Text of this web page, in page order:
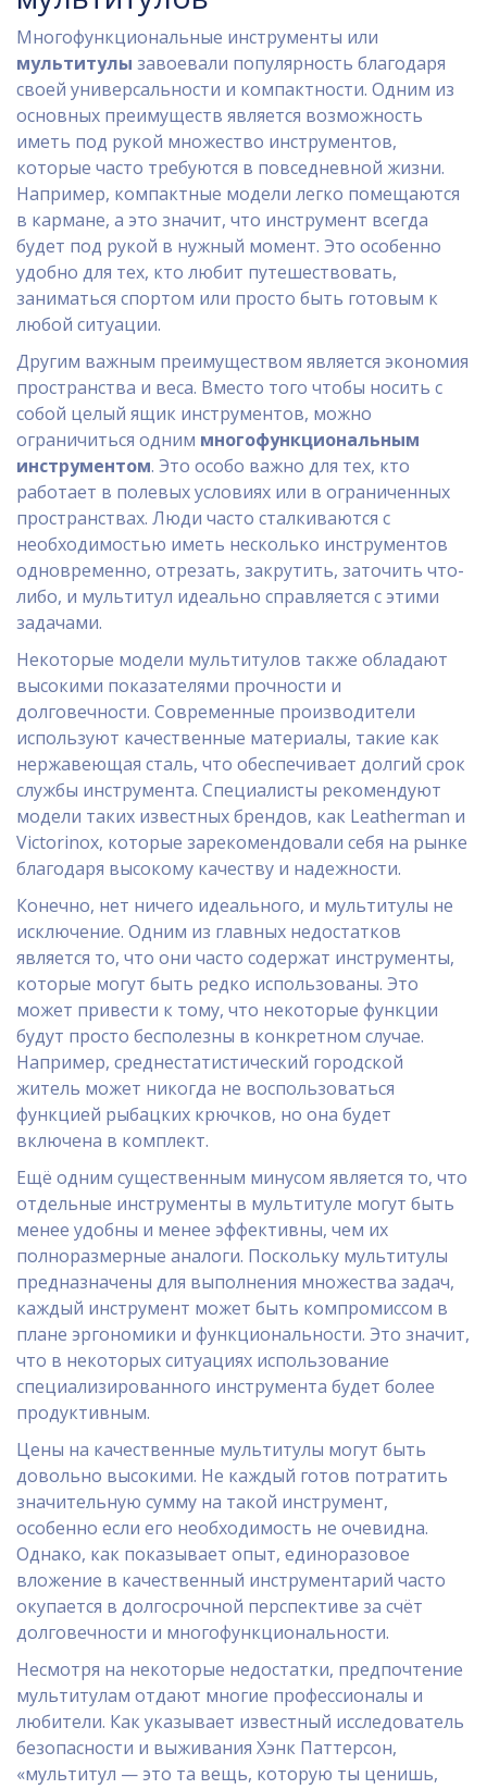
Многофункциональные инструменты или
мультитулы завоевали популярность благодаря
своей универсальности и компактности. Одним из
основных преимуществ является возможность
иметь под рукой множество инструментов,
которые часто требуются в повседневной жизни.
Например, компактные модели легко помещаются
в кармане, а это значит, что инструмент всегда
будет под рукой в нужный момент. Это особенно
удобно для тех, кто любит путешествовать,
заниматься спортом или просто быть готовым к
любой ситуации.
Другим важным преимуществом является экономия
пространства и веса. Вместо того чтобы носить с
собой целый ящик инструментов, можно
ограничиться одним многофункциональным
инструментом. Это особо важно для тех, кто
работает в полевых условиях или в ограниченных
пространствах. Люди часто сталкиваются с
необходимостью иметь несколько инструментов
одновременно, отрезать, закрутить, заточить что-
либо, и мультитул идеально справляется с этими
задачами.
Некоторые модели мультитулов также обладают
высокими показателями прочности и
долговечности. Современные производители
используют качественные материалы, такие как
нержавеющая сталь, что обеспечивает долгий срок
службы инструмента. Специалисты рекомендуют
модели таких известных брендов, как Leatherman и
Victorinox, которые зарекомендовали себя на рынке
благодаря высокому качеству и надежности.
Конечно, нет ничего идеального, и мультитулы не
исключение. Одним из главных недостатков
является то, что они часто содержат инструменты,
которые могут быть редко использованы. Это
может привести к тому, что некоторые функции
будут просто бесполезны в конкретном случае.
Например, среднестатистический городской
житель может никогда не воспользоваться
функцией рыбацких крючков, но она будет
включена в комплект.
Ещё одним существенным минусом является то, что
отдельные инструменты в мультитуле могут быть
менее удобны и менее эффективны, чем их
полноразмерные аналоги. Поскольку мультитулы
предназначены для выполнения множества задач,
каждый инструмент может быть компромиссом в
плане эргономики и функциональности. Это значит,
что в некоторых ситуациях использование
специализированного инструмента будет более
продуктивным.
Цены на качественные мультитулы могут быть
довольно высокими. Не каждый готов потратить
значительную сумму на такой инструмент,
особенно если его необходимость не очевидна.
Однако, как показывает опыт, единоразовое
вложение в качественный инструментарий часто
окупается в долгосрочной перспективе за счёт
долговечности и многофункциональности.
Несмотря на некоторые недостатки, предпочтение
мультитулам отдают многие профессионалы и
любители. Как указывает известный исследователь
безопасности и выживания Хэнк Паттерсон,
«мультитул — это та вещь, которую ты ценишь,